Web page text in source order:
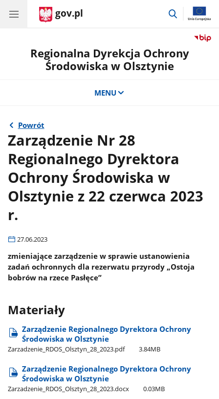
gov.pl
przejdź
Regionalna Dyrekcja Ochrony
Środowiska w Olsztynie
MENU
Powrót
Zarządzenie Nr 28
Regionalnego Dyrektora
Ochrony Środowiska w
Olsztynie z 22 czerwca 2023
r.
27.06.2023
zmieniające zarządzenie w sprawie ustanowienia
zadań ochronnych dla rezerwatu przyrody „Ostoja
bobrów na rzece Pasłęce”
Materiały
Zarządzenie Regionalnego Dyrektora Ochrony
Środowiska w Olsztynie
Zarzadzenie​_RDOS​_Olsztyn​_28​_2023.pdf 3.84MB
Zarządzenie Regionalnego Dyrektora Ochrony
Środowiska w Olsztynie
Zarzadzenie​_RDOS​_Olsztyn​_28​_2023.docx 0.03MB